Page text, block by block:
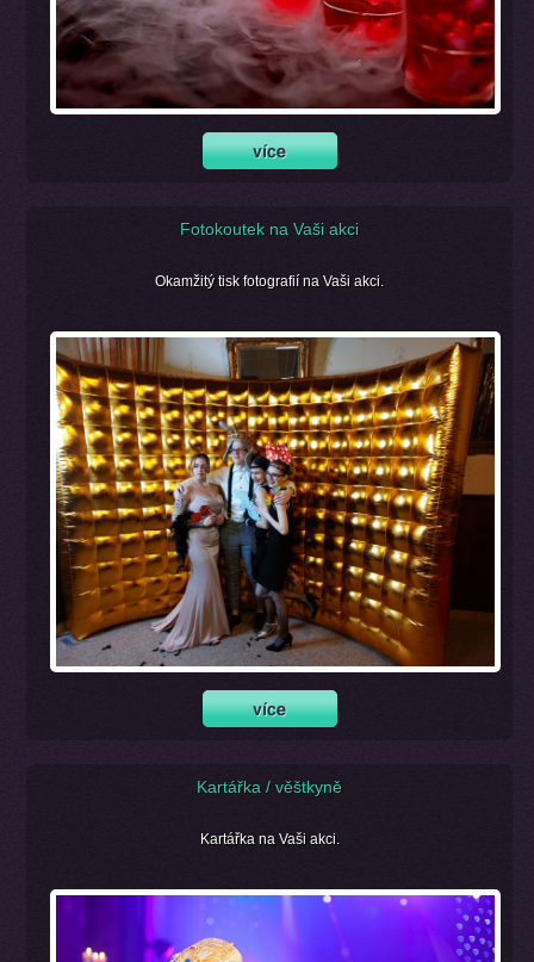
Fotokoutek na Vaši akci
Okamžitý tisk fotografií na Vaši akci.
Kartářka / věštkyně
Kartářka na Vaši akci.